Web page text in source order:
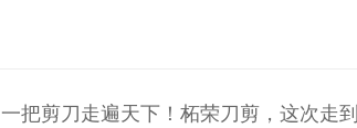
一把剪刀走遍天下！柘荣刀剪，这次